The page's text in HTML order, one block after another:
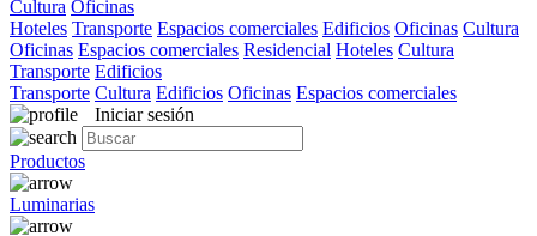
Cultura Oficinas
Hoteles Transporte Espacios comerciales Edificios Oficinas Cultura
Oficinas Espacios comerciales Residencial Hoteles Cultura
Transporte Edificios
Transporte Cultura Edificios Oficinas Espacios comerciales
Iniciar sesión
Productos
Luminarias